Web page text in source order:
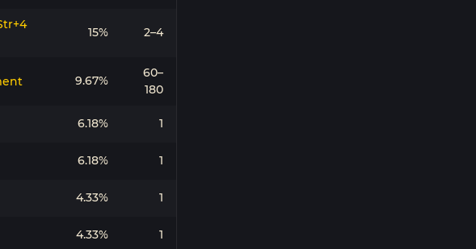
15% 2–4
9.67%
60–
180
6.18% 1
6.18% 1
4.33% 1
4.33% 1